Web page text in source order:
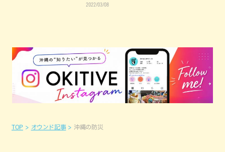
2022/03/08
TOP オウンド記事 沖縄の防災